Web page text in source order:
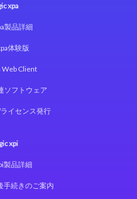
xpa
製品詳細
体験版
Web Client
ソフトウェア
イセンス発行
xpi
製品詳細
手続きのご案内